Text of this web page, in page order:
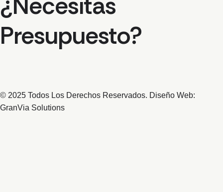
Presupuesto?
© 2025 Todos Los Derechos Reservados. Diseño Web:
GranVia Solutions